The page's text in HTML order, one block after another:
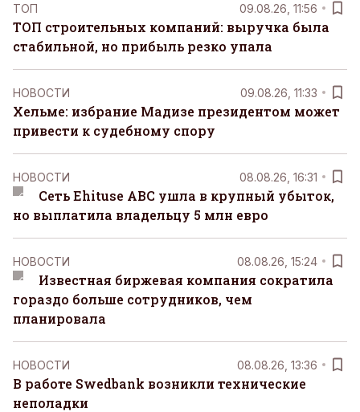
ТОП 09.08.26, 11:56
ТОП строительных компаний: выручка была
стабильной, но прибыль резко упала
НОВОСТИ 09.08.26, 11:33
Хельме: избрание Мадизе президентом может
привести к судебному спору
НОВОСТИ 08.08.26, 16:31
Сеть Ehituse ABC ушла в крупный убыток,
но выплатила владельцу 5 млн евро
НОВОСТИ 08.08.26, 15:24
Известная биржевая компания сократила
гораздо больше сотрудников, чем
планировала
НОВОСТИ 08.08.26, 13:36
В работе Swedbank возникли технические
неполадки